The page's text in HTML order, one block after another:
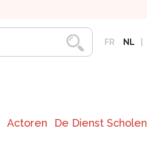
FR NL
Actoren De Dienst Scholen